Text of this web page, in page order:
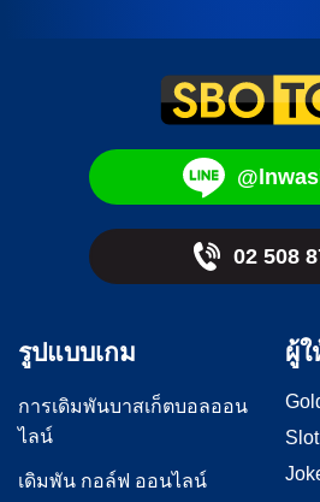
02 508
รูปแบบเกม
การเดิมพันบาสเก็ตบอลออน
ไลน์
เดิมพัน กอล์ฟ ออนไลน์
ผู้ใ